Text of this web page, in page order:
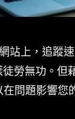
站上，追蹤
勞無功。但
問題影響您